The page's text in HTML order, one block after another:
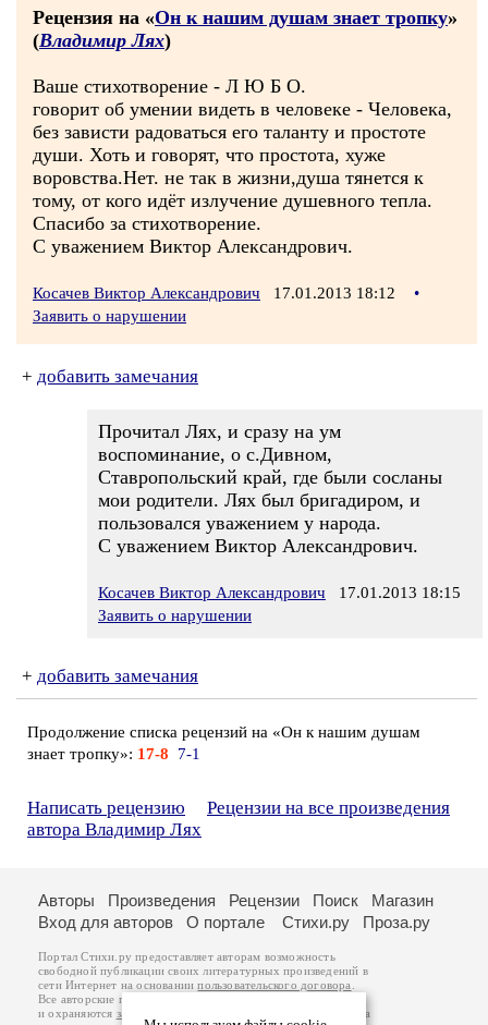
Рецензия на «Он к нашим душам знает тропку»
(Владимир Лях)
Ваше стихотворение - Л Ю Б О.
говорит об умении видеть в человеке - Человека,
без зависти радоваться его таланту и простоте
души. Хоть и говорят, что простота, хуже
воровства.Нет. не так в жизни,душа тянется к
тому, от кого идёт излучение душевного тепла.
Спасибо за стихотворение.
С уважением Виктор Александрович.
Косачев Виктор Александрович 17.01.2013 18:12
•
Заявить о нарушении
+ добавить замечания
Прочитал Лях, и сразу на ум
воспоминание, о с.Дивном,
Ставропольский край, где были сосланы
мои родители. Лях был бригадиром, и
пользовался уважением у народа.
С уважением Виктор Александрович.
Косачев Виктор Александрович 17.01.2013 18:15
Заявить о нарушении
+ добавить замечания
Продолжение списка рецензий на «Он к нашим душам
знает тропку»: 17-8 7-1
Написать рецензию
Рецензии на все произведения
автора Владимир Лях
Авторы Произведения Рецензии Поиск
Магазин
Вход для авторов
О портале Стихи.ру Проза.ру
Портал Стихи.ру предоставляет авторам возможность
свободной публикации своих литературных произведений в
сети Интернет на основаниипользовательского договора
Все авторские права на произведения принадлежат авторам
и охраняются законом
. Перепечатка произведений возможна